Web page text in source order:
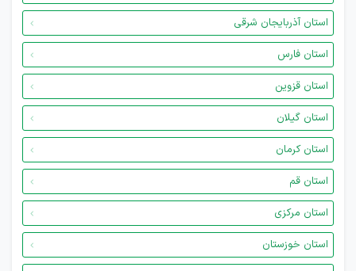
استان آذربایجان شرقی
استان فارس
استان قزوین
استان گیلان
استان کرمان
استان قم
استان مرکزی
استان خوزستان